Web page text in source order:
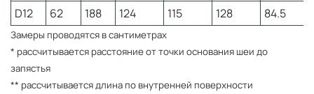
D12
62 188 124 115 128 84.5
Замеры проводятся в сантиметрах
* рассчитывается расстояние от точки основания шеи до
запястья
** рассчитывается длина по внутренней поверхности